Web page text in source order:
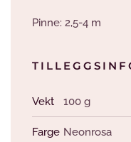
Pinne: 2,5-4 m
Vekt 100 g
Farge Neonrosa